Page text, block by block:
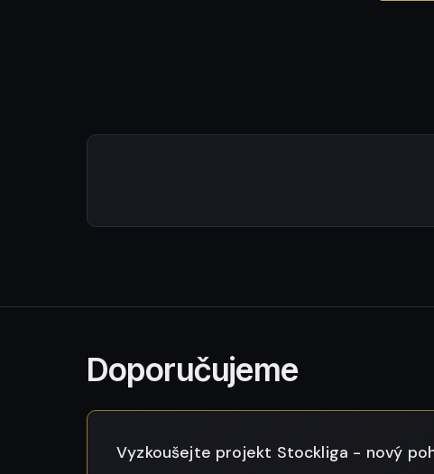
Doporučujeme
Vyzkoušejte projekt Stockliga - nový